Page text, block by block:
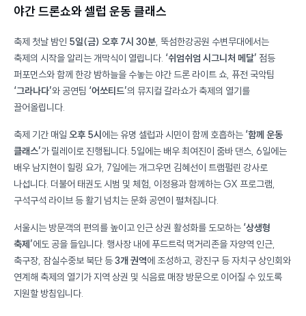
야간 드론쇼와 셀럽 운동 클래스
축제 첫날 밤인 5일(금) 오후 7시 30분, 뚝섬한강공원 수변무대에서는
축제의 시작을 알리는 개막식이 열립니다. ‘쉬엄쉬엄 시그니처 메달’ 점등
퍼포먼스와 함께 한강 밤하늘을 수놓는 야간 드론 라이트 쇼, 퓨전 국악팀
‘그라나다’와 공연팀 ‘어쏘티드’의 뮤지컬 갈라쇼가 축제의 열기를
끌어올립니다.
축제 기간 매일 오후 5시 에는 유명 셀럽과 시민이 함께 호흡하는 ‘함께 운동
클래스’가 릴레이로 진행됩니다. 5일에는 배우 최여진이 줌바 댄스, 6일에는
배우 남지현이 힐링 요가, 7일에는 개그우먼 김혜선이 트램펄린 강사로
나섭니다. 더불어 태권도 시범 및 체험, 이정용과 함께하는 GX 프로그램,
구석구석 라이브 등 활기 넘치는 문화 공연이 펼쳐집니다.
서울시는 방문객의 편의를 높이고 인근 상권 활성화를 도모하는 ‘상생형
축제’에도 공을 들입니다. 행사장 내에 푸드트럭 먹거리존을 자양역 인근,
축구장, 잠실수중보 북단 등3개 권역에 조성하고, 광진구 등 자치구 상인회와
연계해 축제의 열기가 지역 상권 및 식음료 매장 방문으로 이어질 수 있도록
지원할 방침입니다.